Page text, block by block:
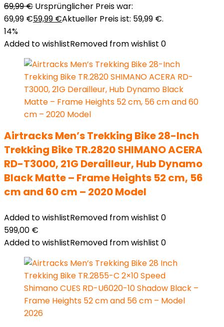
69,99€ Ursprünglicher Preis war:
69,99 €59,99 €Aktueller Preis ist: 59,99 €.
14%
Added to wishlistRemoved from wishlist 0
Airtracks Men’s Trekking Bike 28-Inch
Trekking Bike TR.2820 SHIMANO ACERA
RD-T3000, 21G Derailleur, Hub Dynamo
Black Matte – Frame Heights 52 cm, 56
cm and 60 cm – 2020 Model
Added to wishlistRemoved from wishlist 0
599,00 €
Added to wishlistRemoved from wishlist 0